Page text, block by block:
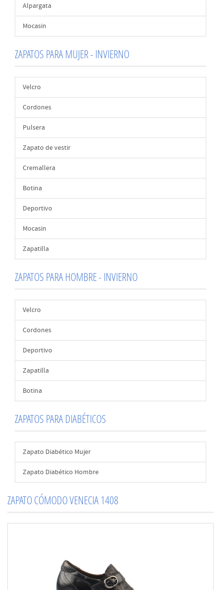
Alpargata
Mocasin
ZAPATOS PARA MUJER - INVIERNO
Velcro
Cordones
Pulsera
Zapato de vestir
Cremallera
Botina
Deportivo
Mocasin
Zapatilla
ZAPATOS PARA HOMBRE - INVIERNO
Velcro
Cordones
Deportivo
Zapatilla
Botina
ZAPATOS PARA DIABÉTICOS
Zapato Diabético Mujer
Zapato Diabético Hombre
ZAPATO CÓMODO VENECIA 1408